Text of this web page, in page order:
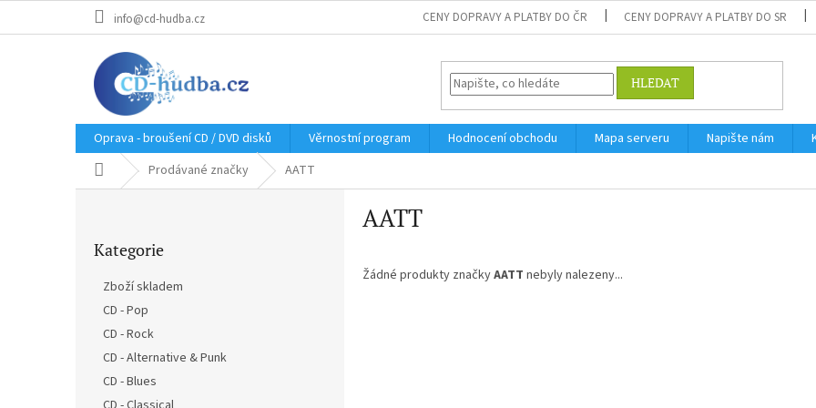
info@cd-hudba.cz CENY DOPRAVY A PLATBY DO ČR CENY DOPRAVY A PLATBY DO SR
HLEDAT
Oprava - broušení CD / DVD disků Věrnostní program Hodnocení obchodu Mapa serveru Napište nám
Domů Prodávané značky AATT
kategorie
Kategorie
Zboží skladem
CD - Pop
CD - Rock
CD - Alternative & Punk
CD - Blues
AATT
Žádné produkty značkyAATT nebyly nalezeny...